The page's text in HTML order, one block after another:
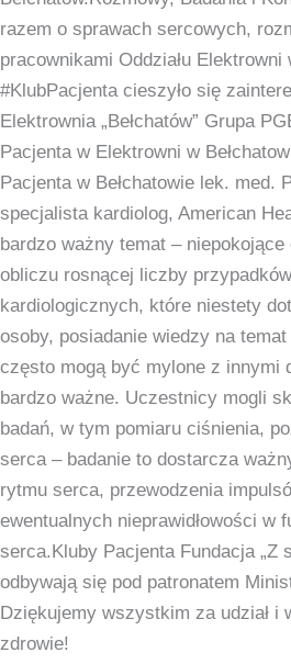
razem o sprawach sercowych,
pracownikami Oddziału Elektrowni
#KlubPacjenta cieszyło się
Elektrownia „Bełchatów” Grupa
Pacjenta w Elektrowni w
Pacjenta w Bełchatowie lek. med.
specjalista kardiolog, American
bardzo ważny temat –
obliczu rosnącej liczby
kardiologicznych, które niestety
osoby, posiadanie wiedzy na
często mogą być mylone z innymi
bardzo ważne. Uczestnicy mogli
badań, w tym pomiaru ciśnienia,
serca – badanie to dostarcza
rytmu serca, przewodzenia
ewentualnych nieprawidłowości w
serca.Kluby Pacjenta Fundacja „Z
odbywają się pod patronatem
Dziękujemy wszystkim za udział i
zdrowie!